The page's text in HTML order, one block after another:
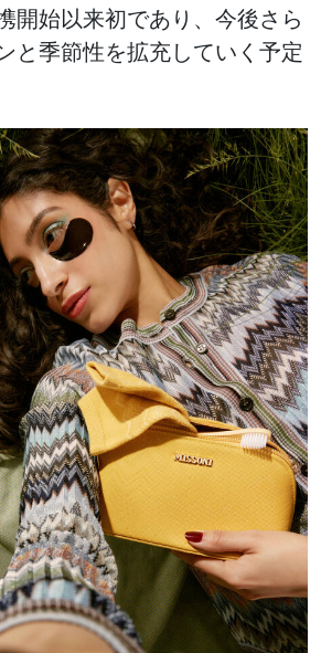
開始以来初であり、今後さら
と季節性を拡充していく予定